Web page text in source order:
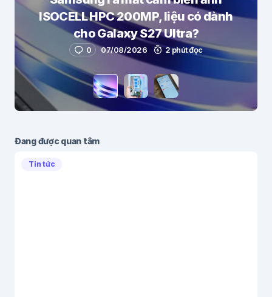
ISOCELL HPC 200MP, liệu có dành
cho Galaxy S27 Ultra?
0 07/08/2026 2 phút đọc
Đang được quan tâm
Tin tức